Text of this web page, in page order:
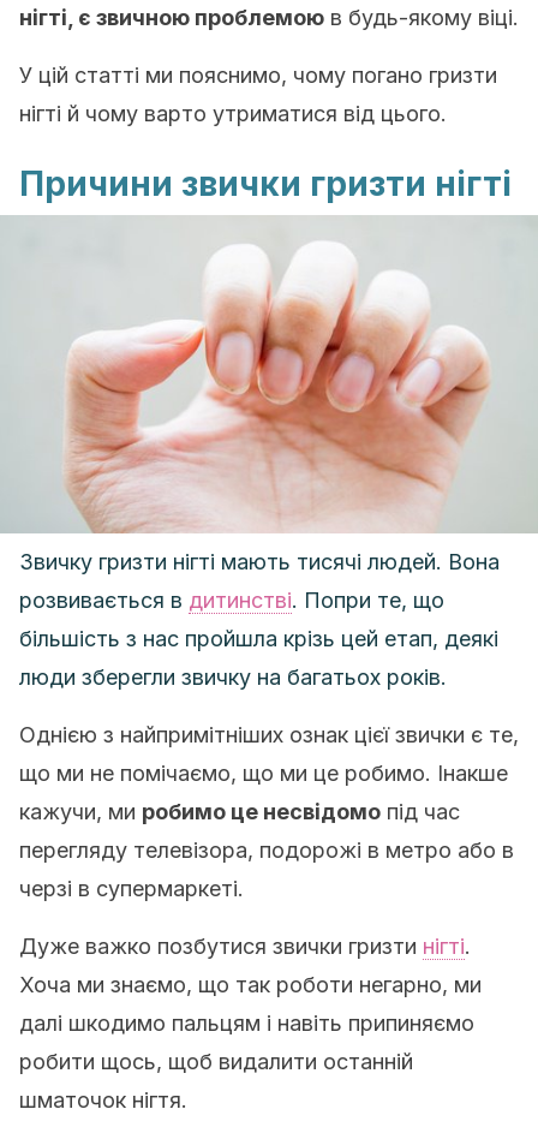
нігті, є звичною проблемою в будь-якому віці.
У цій статті ми пояснимо, чому погано гризти
нігті й чому варто утриматися від цього.
Причини звички гризти нігті
Звичку гризти нігті мають тисячі людей. Вона
розвивається в дитинстві. Попри те, що
більшість з нас пройшла крізь цей етап, деякі
люди зберегли звичку на багатьох років.
Однією з найпримітніших ознак цієї звички є те,
що ми не помічаємо, що ми це робимо. Інакше
кажучи, ми робимо це несвідомо під час
перегляду телевізора, подорожі в метро або в
черзі в супермаркеті.
Дуже важко позбутися звички гризти нігті.
Хоча ми знаємо, що так роботи негарно, ми
далі шкодимо пальцям і навіть припиняємо
робити щось, щоб видалити останній
шматочок нігтя.